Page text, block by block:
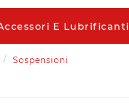
E Lubrificanti
Sospensioni